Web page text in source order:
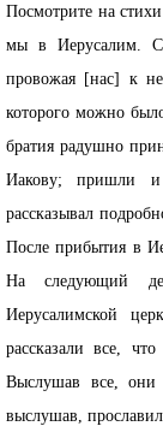
Посмотрите на
мы в Иерусалим. С
провожая [нас] к
которого можно
братия радушно
Иакову; пришли и
рассказывал
После прибытия в
На следующий
Иерусалимской
рассказали все,
Выслушав все, они
выслушав,